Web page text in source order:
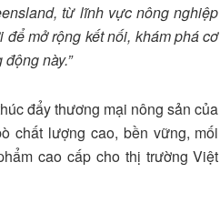
từ lĩnh vực nông nghiệp
mở rộng kết nối, khám phá cơ
này.”
đẩy thương mại nông sản của
chất lượng cao, bền vững, mối
cao cấp cho thị trường Việt